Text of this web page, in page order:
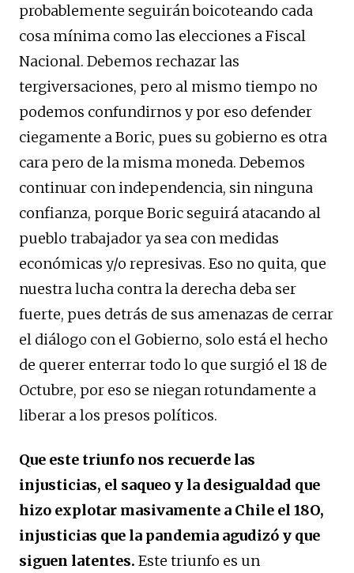
probablemente seguirán boicoteando cada
cosa mínima como las elecciones a Fiscal
Nacional. Debemos rechazar las
tergiversaciones, pero al mismo tiempo no
podemos confundirnos y por eso defender
ciegamente a Boric, pues su gobierno es otra
cara pero de la misma moneda. Debemos
continuar con independencia, sin ninguna
confianza, porque Boric seguirá atacando al
pueblo trabajador ya sea con medidas
económicas y/o represivas. Eso no quita, que
nuestra lucha contra la derecha deba ser
fuerte, pues detrás de sus amenazas de cerrar
el diálogo con el Gobierno, solo está el hecho
de querer enterrar todo lo que surgió el 18 de
Octubre, por eso se niegan rotundamente a
liberar a los presos políticos.
Que este triunfo nos recuerde las
injusticias, el saqueo y la desigualdad que
hizo explotar masivamente a Chile el 18O,
injusticias que la pandemia agudizó y que
siguen latentes. Este triunfo es un